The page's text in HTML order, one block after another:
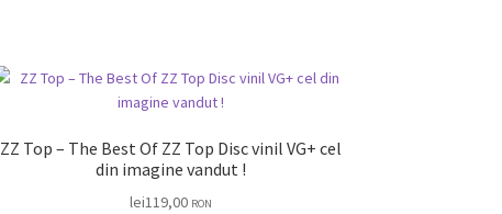
ZZ Top – The Best Of ZZ Top Disc vinil VG+ cel
din imagine vandut !
lei119,00 RON